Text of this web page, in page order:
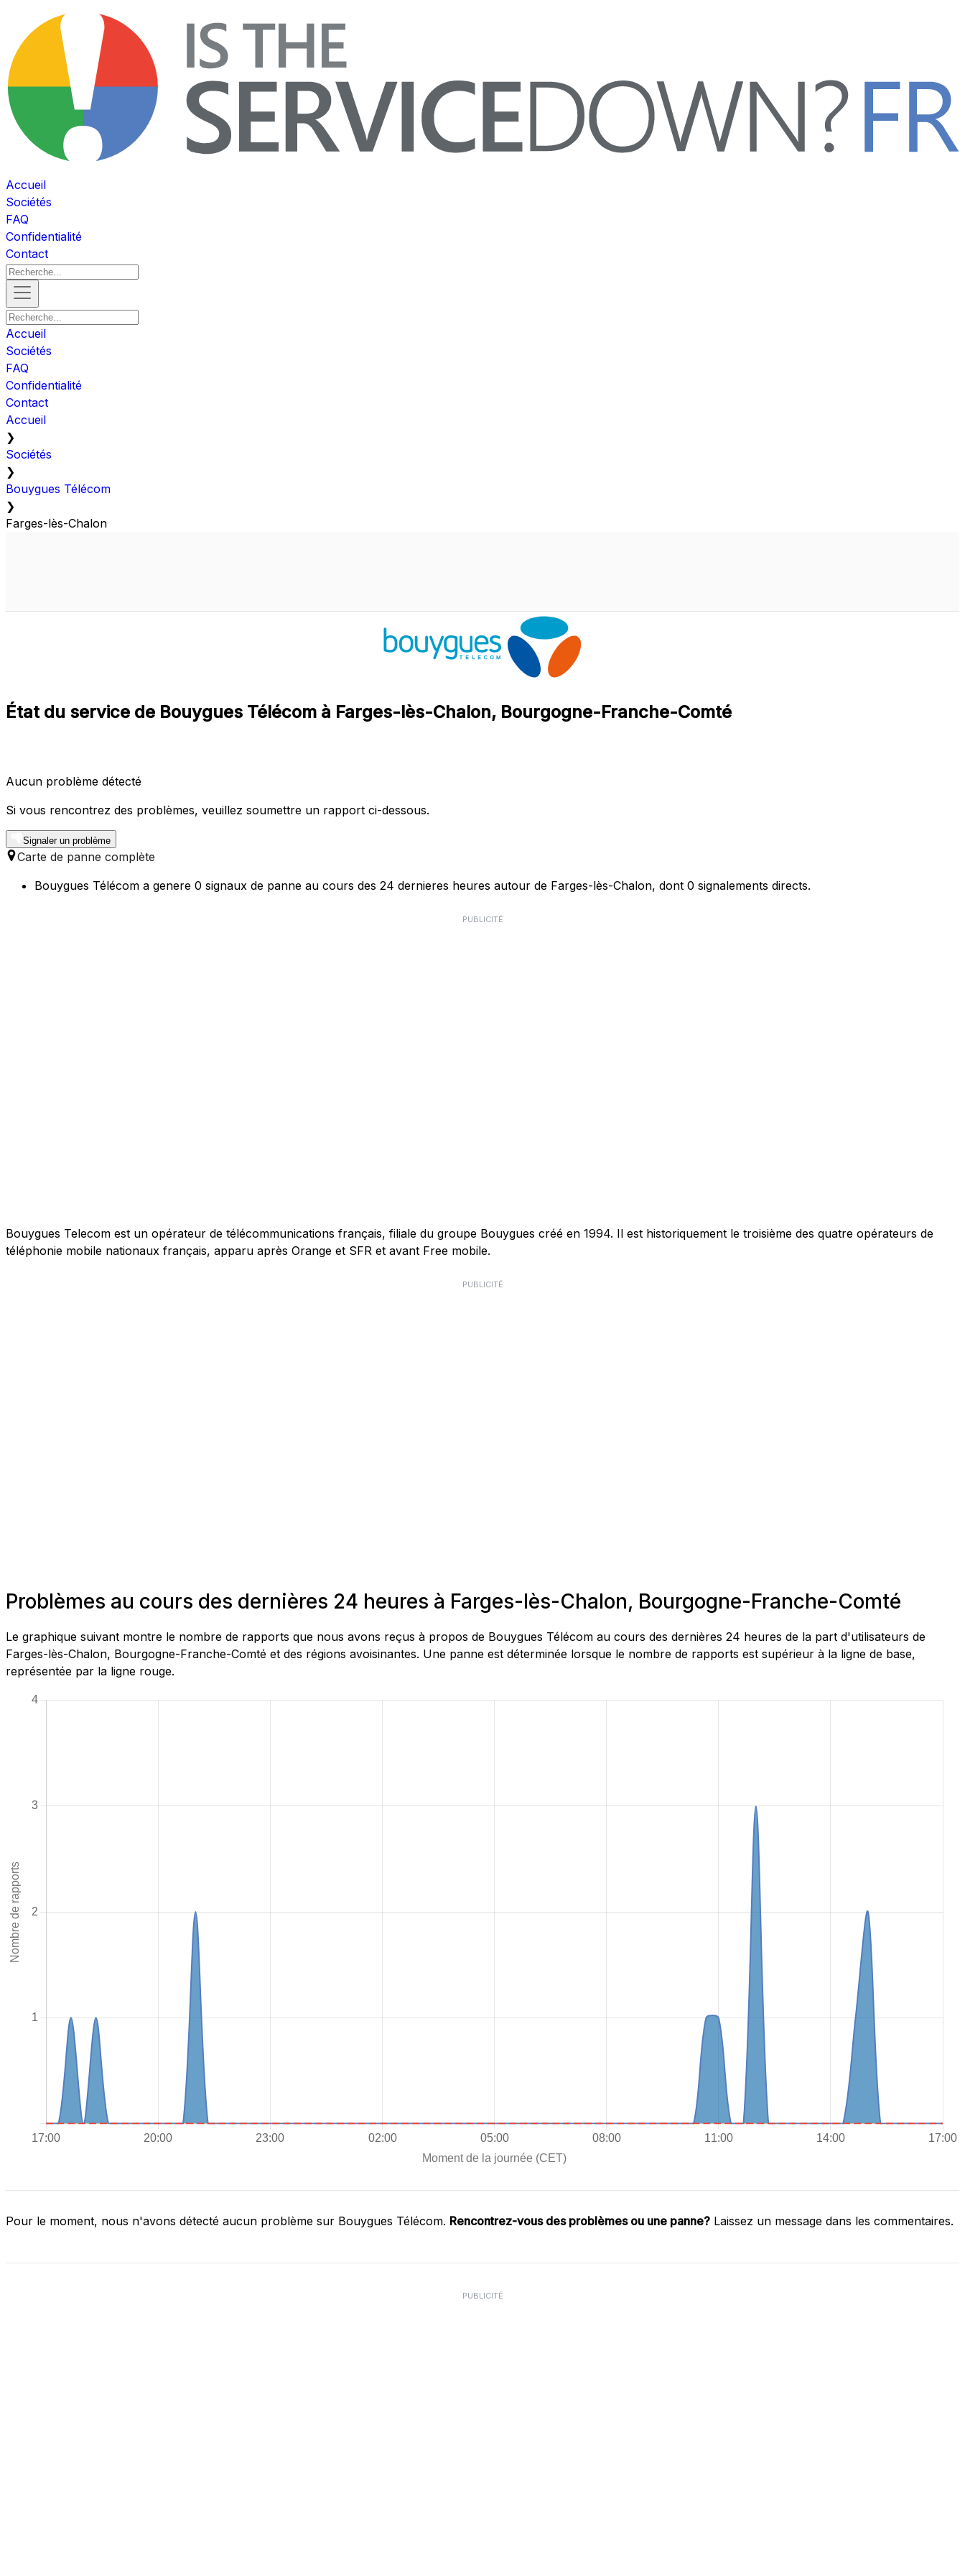
Accueil
Sociétés
FAQ
Confidentialité
Contact
Accueil
Sociétés
FAQ
Confidentialité
Contact
Accueil
❯
Sociétés
❯
Bouygues Télécom
❯
Farges-lès-Chalon
État du service de Bouygues Télécom à Farges-lès-Chalon, Bourgogne-Franche-Comté
Aucun problème détecté
Si vous rencontrez des problèmes, veuillez soumettre un rapport ci-dessous.
Signaler un problème
Carte de panne complète
Bouygues Télécom a genere 0 signaux de panne au cours des 24 dernieres heures autour de Farges-lès-Chalon, dont 0 signalements directs.
PUBLICITÉ
Bouygues Telecom est un opérateur de télécommunications français, filiale du groupe Bouygues créé en 1994. Il est historiquement le troisième des quatre opérateurs de
téléphonie mobile nationaux français, apparu après Orange et SFR et avant Free mobile.
PUBLICITÉ
Problèmes au cours des dernières 24 heures à Farges-lès-Chalon, Bourgogne-Franche-Comté
Le graphique suivant montre le nombre de rapports que nous avons reçus à propos de Bouygues Télécom au cours des dernières 24 heures de la part d'utilisateurs de
Farges-lès-Chalon, Bourgogne-Franche-Comté et des régions avoisinantes. Une panne est déterminée lorsque le nombre de rapports est supérieur à la ligne de base,
représentée par la ligne rouge.
Pour le moment, nous n'avons détecté aucun problème sur Bouygues Télécom. Rencontrez-vous des problèmes ou une panne? Laissez un message dans les commentaires.
PUBLICITÉ